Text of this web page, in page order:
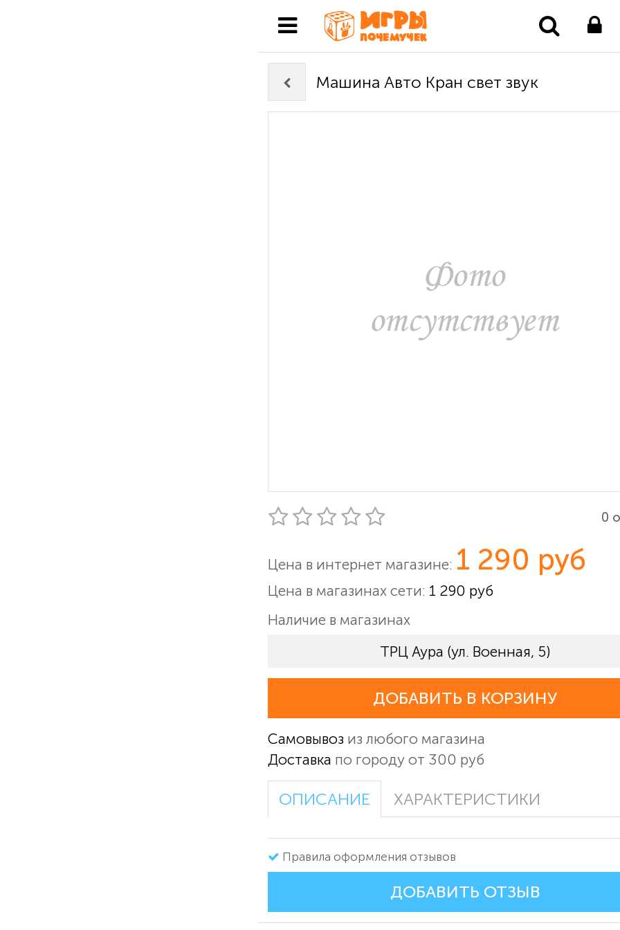
Машина Авто Кран свет звук
0
Цена в интернет магазине: 1 290 руб
Цена в магазинах сети: 1 290 руб
Наличие в магазинах
ТРЦ Аура (ул. Военная, 5)
ДОБАВИТЬ В КОРЗИНУ
Самовывоз из любого магазина
Доставка по городу от 300 руб
ОПИСАНИЕ ХАРАКТЕРИСТИКИ
Правила оформления отзывов
ДОБАВИТЬ ОТЗЫВ